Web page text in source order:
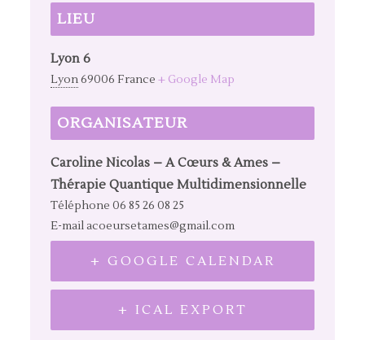
LIEU
Lyon 6
Lyon69006 France + Google Map
ORGANISATEUR
Caroline Nicolas – A Cœurs & Ames –
Thérapie Quantique Multidimensionnelle
Téléphone06 85 26 08 25
E-mailacoeursetames@gmail.com
+ GOOGLE CALENDAR
+ ICAL EXPORT